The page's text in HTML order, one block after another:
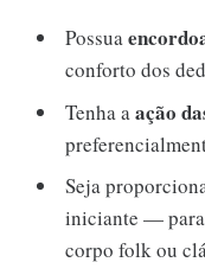
Possua
conforto dos
Tenha aação
Seja
iniciante — para
corpo folk ou